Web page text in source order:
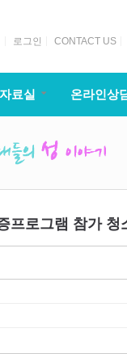
로그인 CONTACT US
자료실 온라인상
프로그램 참가 청